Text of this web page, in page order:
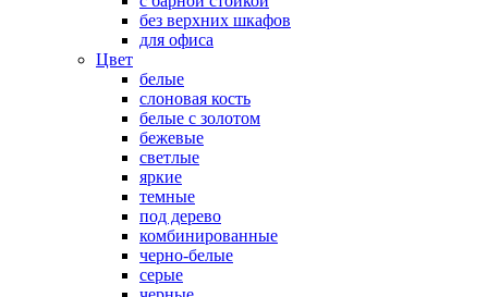
без верхних шкафов
для офиса
Цвет
белые
слоновая кость
белые с золотом
бежевые
светлые
яркие
темные
под дерево
комбинированные
черно-белые
серые